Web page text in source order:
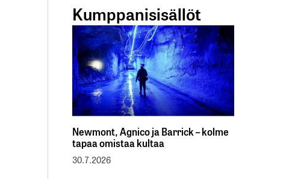
Kumppanisisällöt
Newmont, Agnico ja Barrick – kolme
tapaa omistaa kultaa
30.7.2026